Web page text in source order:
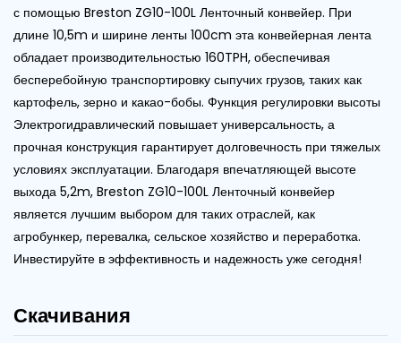
с помощью Breston ZG10-100L Ленточный конвейер. При
длине 10,5m и ширине ленты 100cm эта конвейерная лента
обладает производительностью 160TPH, обеспечивая
бесперебойную транспортировку сыпучих грузов, таких как
картофель, зерно и какао-бобы. Функция регулировки высоты
Электрогидравлический повышает универсальность, а
прочная конструкция гарантирует долговечность при тяжелых
условиях эксплуатации. Благодаря впечатляющей высоте
выхода 5,2m, Breston ZG10-100L Ленточный конвейер
является лучшим выбором для таких отраслей, как
агробункер, перевалка, сельское хозяйство и переработка.
Инвестируйте в эффективность и надежность уже сегодня!
Скачивания